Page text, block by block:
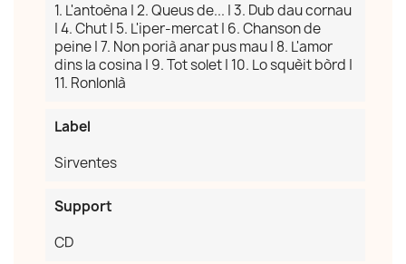
1. L'antoèna | 2. Queus de... | 3. Dub dau cornau
| 4. Chut | 5. L'iper-mercat | 6. Chanson de
peine | 7. Non porià anar pus mau | 8. L'amor
dins la cosina | 9. Tot solet | 10. Lo squèit bòrd |
11. Ronlonlà
Label
Sirventes
Support
CD